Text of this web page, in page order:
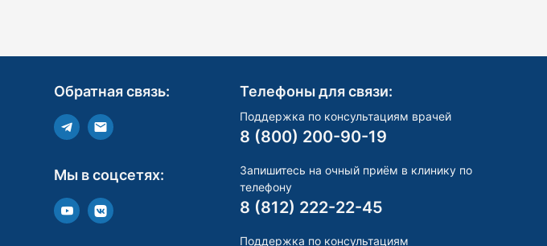
Обратная связь:
Мы в соцсетях:
Телефоны для связи:
Поддержка по консультациям врачей
8 (800) 200-90-19
Запишитесь на очный приём в клинику по
телефону
8 (812) 222-22-45
Поддержка по консультациям